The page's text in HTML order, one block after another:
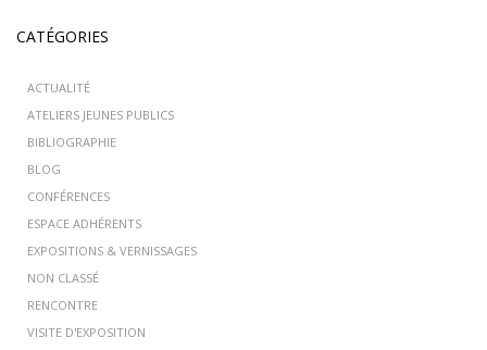
CATÉGORIES
ACTUALITÉ
ATELIERS JEUNES PUBLICS
BIBLIOGRAPHIE
BLOG
CONFÉRENCES
ESPACE ADHÉRENTS
EXPOSITIONS & VERNISSAGES
NON CLASSÉ
RENCONTRE
VISITE D'EXPOSITION